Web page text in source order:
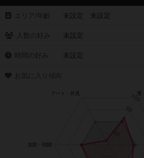
未設定 未設定
未設定
未設定